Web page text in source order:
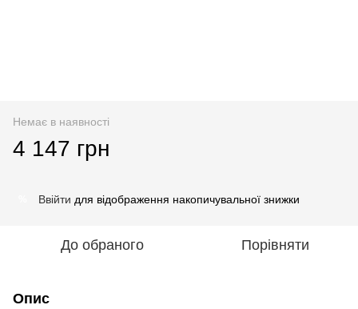
Немає в наявності
4 147 грн
Ввійти для відображення накопичувальної знижки
До обраного Порівняти
Опис